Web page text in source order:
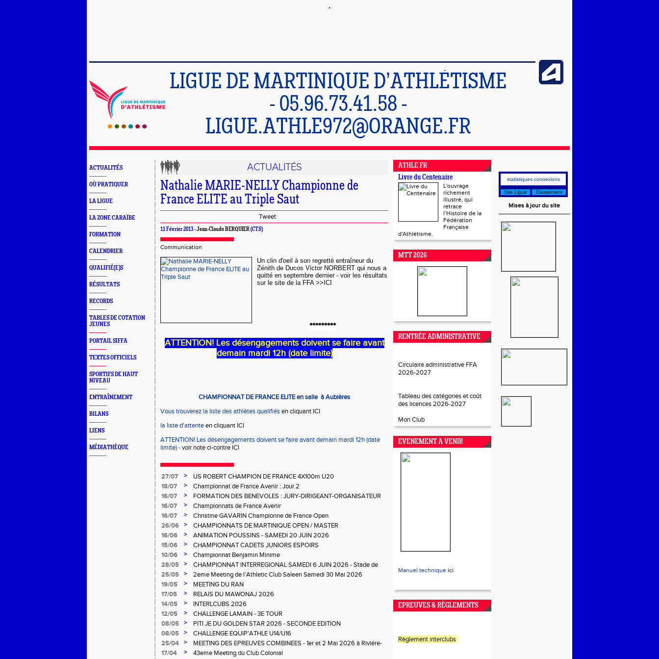
LIGUE DE MARTINIQUE D’ATHLÉTISME
- 05.96.73.41.58 -
LIGUE.ATHLE972@ORANGE.FR
ACTUALITÉS
OÙ PRATIQUER
LA LIGUE
LA ZONE CARAÏBE
FORMATION
CALENDRIER
QUALIFIÉ(E)S
RÉSULTATS
RECORDS
TABLES DE COTATION
JEUNES
PORTAIL SIFFA
TEXTES OFFICIELS
SPORTIFS DE HAUT
NIVEAU
ENTRAÎNEMENT
BILANS
LIENS
MÉDIATHÈQUE
ACTUALITÉS
Nathalie MARIE-NELLY Championne de
France ELITE au Triple Saut
Tweet
11 Février 2013 -Jean-Claude BERQUIER(CTS)
Communication
Un clin d'oeil à son regretté entraîneur du
Zénith de Ducos Victor NORBERT qui nous a
quitté en septembre dernier - voir les résultats
sur le site de la FFA >>ICI
*********
ATTENTION! Les désengagements doivent se faire avant
demain mardi 12h (date limite)
CHAMPIONNAT DE FRANCE ELITE en salle à Aubières
Vous trouverez la liste des athlètes qualifiésen cliquant ICI
la liste d'attenteen cliquant ICI
ATTENTION! Les désengagements doivent se faire avant demain mardi 12h (date
limite) -voir note ci-contre ICI
27/07 >
US ROBERT CHAMPION DE FRANCE 4X100m U20
18/07
>
Championnat de France Avenir : Jour 2
16/07
>
FORMATION DES BENEVOLES : JURY-DIRIGEANT-ORGANISATEUR
16/07
>
Championnats de France Avenir
16/07
>
Christine GAVARIN Championne de France Open
26/06
>
CHAMPIONNATS DE MARTINIQUE OPEN / MASTER
16/06
>
ANIMATION POUSSINS - SAMEDI 20 JUIN 2026
15/06
>
CHAMPIONNAT CADETS JUNIORS ESPOIRS
10/06
>
Championnat Benjamin Minime
28/05
>
CHAMPIONNAT INTERREGIONAL SAMEDI 6 JUIN 2026 - Stade de
Gosier
25/05 >
2eme Meeting de l'Athletic Club Saleen Samedi 30 Mai 2026
19/05
>
MEETING DU RAN
17/05
>
RELAIS DU MAWONAJ 2026
14/05
>
INTERLCUBS 2026
12/05
>
CHALLENGE LAMAIN - 3E TOUR
08/05
>
PITI JE DU GOLDEN STAR 2026 - SECONDE EDITION
08/05
>
CHALLENGE EQUIP'ATHLE U14/U16
25/04
>
MEETING DES EPREUVES COMBINEES - 1er et 2 Mai 2026 à Riviére-
Salée
17/04 >
43eme Meeting du Club Colonial
ATHLE.FR
Livre du Centenaire
L'ouvrage
richement
illustré, qui
retrace
l’Histoire de la
Fédération
Française
d'Athlétisme.
MTT 2026
RENTRÉE ADMINISTRATIVE
Circulaire administrative FFA
2026-2027
Tableau des catégories et coût
des licences 2026-2027
Mon Club
EVENEMENT A VENIR
Manuel technique ici
EPREUVES & RÈGLEMENTS
Règlement interclubs
statistiques connexions
Site Ligue Classement
Mises à jour du site